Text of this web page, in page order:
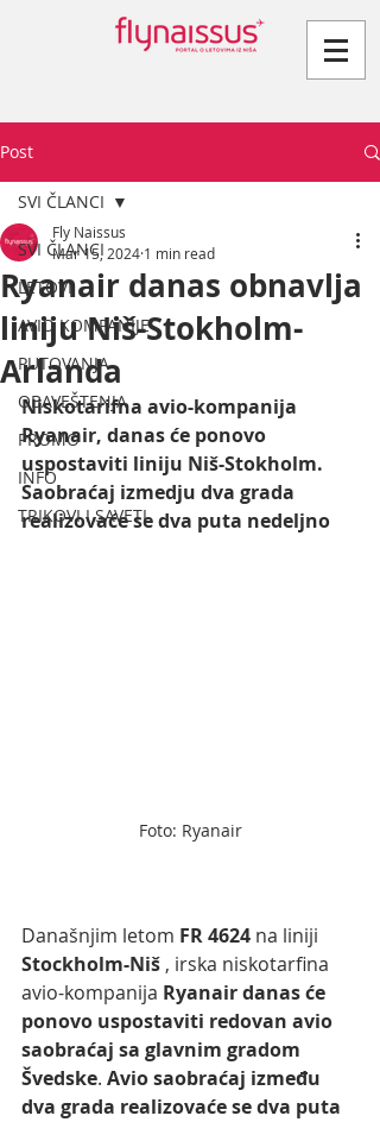
Post
SVI ČLANCI
LETOVI
AVIO KOMPANIJE
PUTOVANJA
OBAVEŠTENJA
PROMO
INFO
TRIKOVI I SAVETI
SVI ČLANCI
Ryanair danas obnavlja
liniju Niš-Stokholm-
Arlanda
Fly Naissus
Mar 15, 2024 1 min read
Niskotarifna avio-kompanija
Ryanair, danas će ponovo
uspostaviti liniju Niš-Stokholm.
Saobraćaj izmedju dva grada
realizovaće se dva puta nedeljno
Foto: Ryanair
Današnjim letom FR 4624 na liniji
Stockholm-Niš , irska niskotarfina
avio-kompanija Ryanair danas će
ponovo uspostaviti redovan avio
saobraćaj sa glavnim gradom
Švedske. Avio saobraćaj između
dva grada realizovaće se dva puta